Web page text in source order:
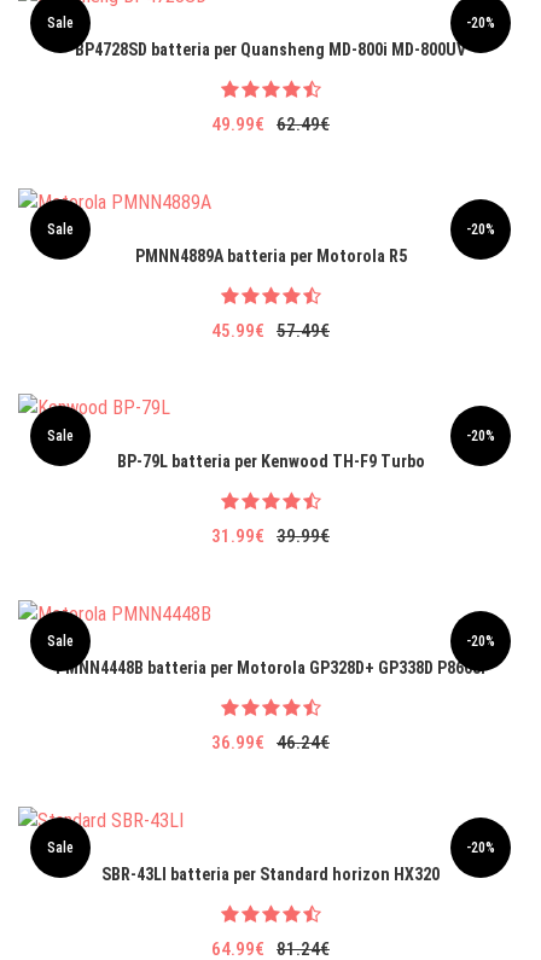
Sale -20%
BP4728SD batteria per Quansheng MD-800i MD-800UV
49.99€ 62.49€
Sale -20%
PMNN4889A batteria per Motorola R5
45.99€ 57.49€
Sale -20%
BP-79L batteria per Kenwood TH-F9 Turbo
31.99€ 39.99€
Sale -20%
PMNN4448B batteria per Motorola GP328D+ GP338D P8668i
36.99€ 46.24€
Sale -20%
SBR-43LI batteria per Standard horizon HX320
64.99€ 81.24€